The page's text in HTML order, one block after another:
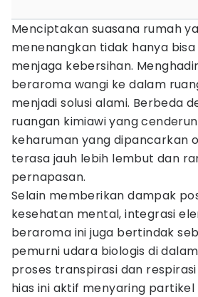
Menciptakan suasana rumah
menenangkan tidak hanya
menjaga kebersihan.
beraroma wangi ke dalam
menjadi solusi alami. Berbeda
ruangan kimiawi yang
keharuman yang dipancarkan
terasa jauh lebih lembut dan
pernapasan.
Selain memberikan dampak
kesehatan mental, integrasi
beraroma ini juga bertindak
pemurni udara biologis di
proses transpirasi dan
hias ini aktif menyaring